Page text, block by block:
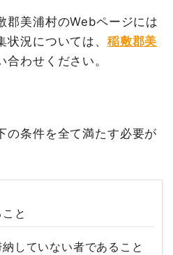
郡美浦村のWebページには
況については、 稲敷郡美
合わせください。
の条件を全て満たす必要が
と
していない者であること